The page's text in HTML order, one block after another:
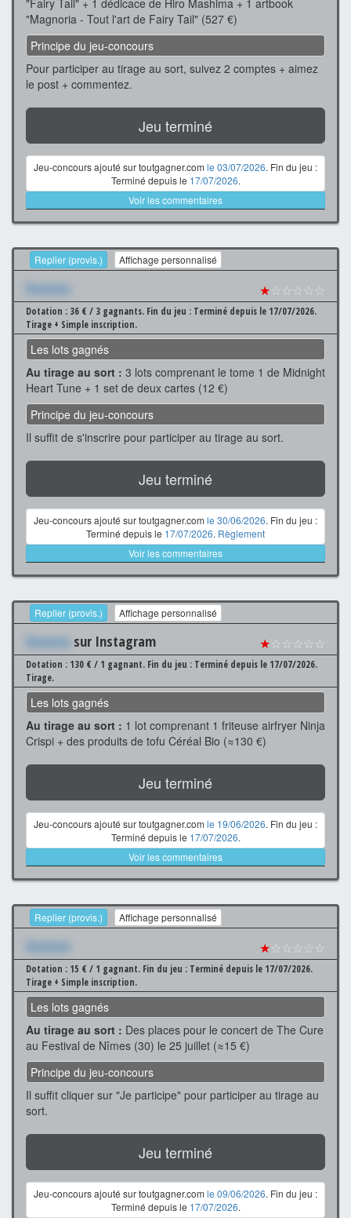
"Magnoria - Tout l'art de Fairy Tail" (527 €)
Principe du jeu-concours
Pour participer au tirage au sort, suivez 2 comptes + aimez
le post + commentez.
Jeu terminé
Jeu-concours ajouté sur toutgagner.com le 03/07/2026. Fin du jeu :
Terminé depuis le 17/07/2026.
Voir les commentaires
Replier (provis.) Affichage personnalisé
Xxxxxxx ★☆☆☆☆☆
Dotation : 36 € / 3 gagnants. Fin du jeu : Terminé depuis le 17/07/2026.
Tirage + Simple inscription.
Les lots gagnés
Au tirage au sort : 3 lots comprenant le tome 1 de Midnight
Heart Tune + 1 set de deux cartes (12 €)
Principe du jeu-concours
Il suffit de s'inscrire pour participer au tirage au sort.
Jeu terminé
Jeu-concours ajouté sur toutgagner.com le 30/06/2026. Fin du jeu :
Terminé depuis le 17/07/2026. Règlement
Voir les commentaires
Replier (provis.) Affichage personnalisé
Xxxxxxx sur Instagram ★☆☆☆☆☆
Dotation : 130 € / 1 gagnant. Fin du jeu : Terminé depuis le 17/07/2026.
Tirage.
Les lots gagnés
Au tirage au sort : 1 lot comprenant 1 friteuse airfryer Ninja
Crispi + des produits de tofu Céréal Bio (≈130 €)
Jeu terminé
Jeu-concours ajouté sur toutgagner.com le 19/06/2026. Fin du jeu :
Terminé depuis le 17/07/2026.
Voir les commentaires
Replier (provis.) Affichage personnalisé
Xxxxxxx ★☆☆☆☆☆
Dotation : 15 € / 1 gagnant. Fin du jeu : Terminé depuis le 17/07/2026.
Tirage + Simple inscription.
Les lots gagnés
Au tirage au sort : Des places pour le concert de The Cure
au Festival de Nîmes (30) le 25 juillet (≈15 €)
Principe du jeu-concours
Il suffit cliquer sur "Je participe" pour participer au tirage au
sort.
Jeu terminé
Jeu-concours ajouté sur toutgagner.com le 09/06/2026. Fin du jeu :
Terminé depuis le 17/07/2026.